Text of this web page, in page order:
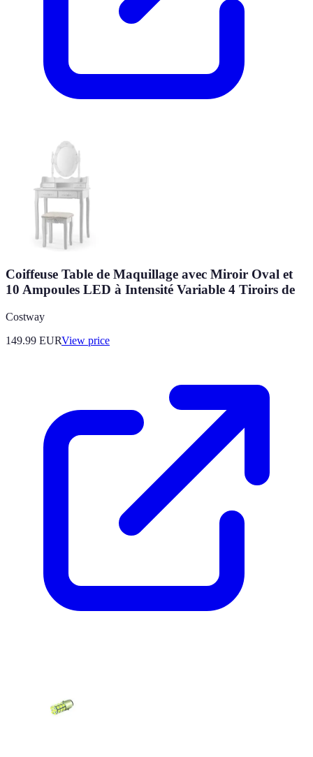
Coiffeuse Table de Maquillage avec Miroir Oval et
10 Ampoules LED à Intensité Variable 4 Tiroirs de
Costway
149.99 EURView price